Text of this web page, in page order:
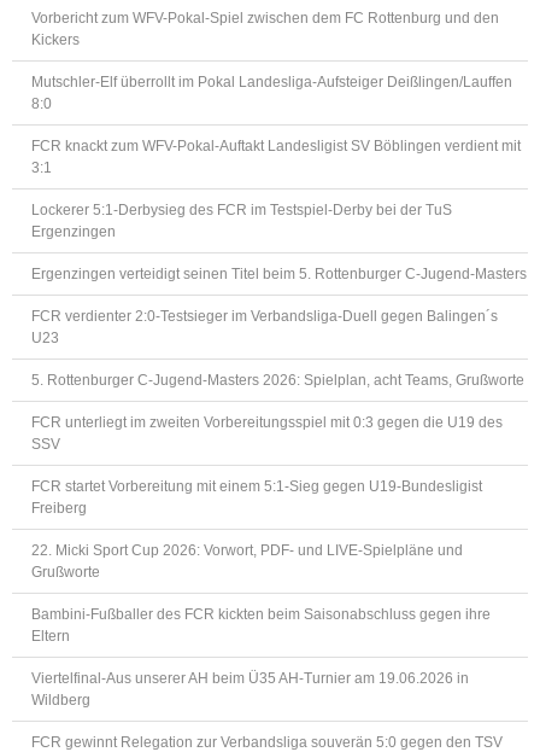
Vorbericht zum WFV-Pokal-Spiel zwischen dem FC Rottenburg und den
Kickers
Mutschler-Elf überrollt im Pokal Landesliga-Aufsteiger Deißlingen/Lauffen
8:0
FCR knackt zum WFV-Pokal-Auftakt Landesligist SV Böblingen verdient mit
3:1
Lockerer 5:1-Derbysieg des FCR im Testspiel-Derby bei der TuS
Ergenzingen
Ergenzingen verteidigt seinen Titel beim 5. Rottenburger C-Jugend-Masters
FCR verdienter 2:0-Testsieger im Verbandsliga-Duell gegen Balingen´s
U23
5. Rottenburger C-Jugend-Masters 2026: Spielplan, acht Teams, Grußworte
FCR unterliegt im zweiten Vorbereitungsspiel mit 0:3 gegen die U19 des
SSV
FCR startet Vorbereitung mit einem 5:1-Sieg gegen U19-Bundesligist
Freiberg
22. Micki Sport Cup 2026: Vorwort, PDF- und LIVE-Spielpläne und
Grußworte
Bambini-Fußballer des FCR kickten beim Saisonabschluss gegen ihre
Eltern
Viertelfinal-Aus unserer AH beim Ü35 AH-Turnier am 19.06.2026 in
Wildberg
FCR gewinnt Relegation zur Verbandsliga souverän 5:0 gegen den TSV